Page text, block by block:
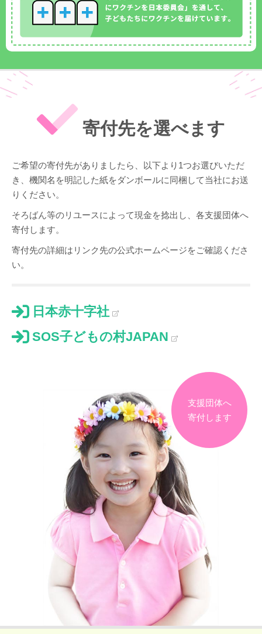
寄付先を選べます
ご希望の寄付先がありましたら、以下より1つお選びいただ
き、機関名を明記した紙をダンボールに同梱して当社にお送
りください。
そろばん等のリユースによって現金を捻出し、各支援団体へ
寄付します。
寄付先の詳細はリンク先の公式ホームページをご確認くださ
い。
日本赤十字社
SOS子どもの村JAPAN
支援団体へ
寄付します